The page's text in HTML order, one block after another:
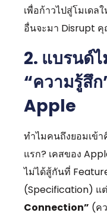
เพื่อก้าวไปสู่โมเด
อื่นจะมา Disrupt
2. แบรนด์
“ความรู้สึก
Apple
ทำไมคนถึงยอมเข้
แรก? เคสของ
ไม่ได้สู้กันที่
(Specification) แ
Connection” (ค